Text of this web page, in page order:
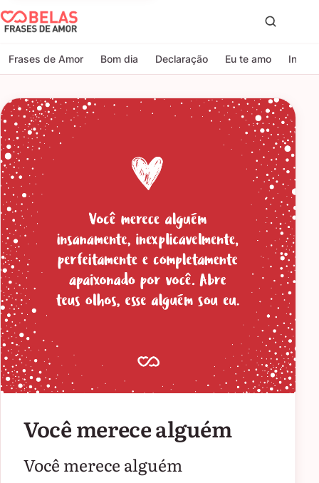
Belas Frases de Amor
Frases de Amor Bom dia Declaração Eu te amo
Você merece alguém
Você merece alguém